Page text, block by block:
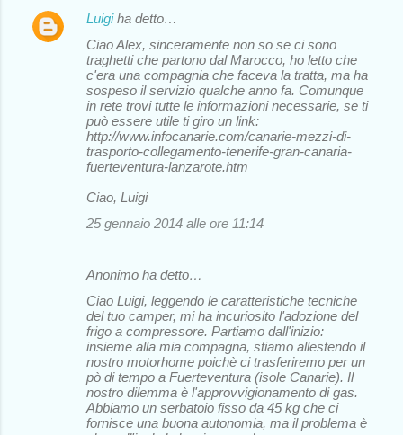
Luigiha detto…
Ciao Alex, sinceramente non so se ci sono
traghetti che partono dal Marocco, ho letto che
c'era una compagnia che faceva la tratta, ma ha
sospeso il servizio qualche anno fa. Comunque
in rete trovi tutte le informazioni necessarie, se ti
può essere utile ti giro un link:
http://www.infocanarie.com/canarie-mezzi-di-
trasporto-collegamento-tenerife-gran-canaria-
fuerteventura-lanzarote.htm
Ciao, Luigi
25 gennaio 2014 alle ore 11:14
Anonimo ha detto…
Ciao Luigi, leggendo le caratteristiche tecniche
del tuo camper, mi ha incuriosito l'adozione del
frigo a compressore. Partiamo dall'inizio:
insieme alla mia compagna, stiamo allestendo il
nostro motorhome poichè ci trasferiremo per un
pò di tempo a Fuerteventura (isole Canarie). Il
nostro dilemma è l'approvvigionamento di gas.
Abbiamo un serbatoio fisso da 45 kg che ci
fornisce una buona autonomia, ma il problema è